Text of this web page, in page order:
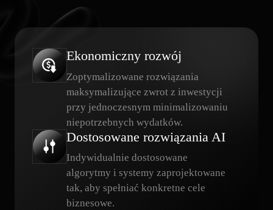
Ekonomiczny rozwój
Zoptymalizowane rozwiązania
maksymalizujące zwrot z inwestycji
przy jednoczesnym minimalizowaniu
niepotrzebnych wydatków.
Dostosowane rozwiązania AI
Indywidualnie dostosowane
algorytmy i systemy zaprojektowane
tak, aby spełniać konkretne cele
biznesowe.